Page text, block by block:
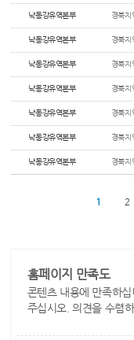
낙동강유역본부 경북지
낙동강유역본부 경북지
낙동강유역본부 경북지
낙동강유역본부 경북지
낙동강유역본부 경북지
낙동강유역본부 경북지
낙동강유역본부 경북지
1 2
홈페이지 만족도
콘텐츠 내용에 만족하
주십시오. 의견을 수렴